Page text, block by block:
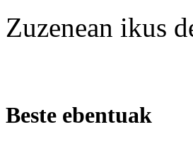
Zuzenean ikus
Beste ebentuak